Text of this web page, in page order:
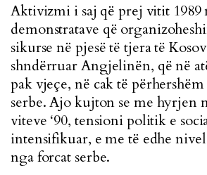
Aktivizmi i saj që prej vitit 1989
demonstratave që
sikurse në pjesë të tjera të
shndërruar Angjelinën, që në
pak vjeçe, në cak të
serbe. Ajo kujton se me hyrjen
viteve ‘90, tensioni politik e
intensifikuar, e me të edhe
nga forcat serbe.